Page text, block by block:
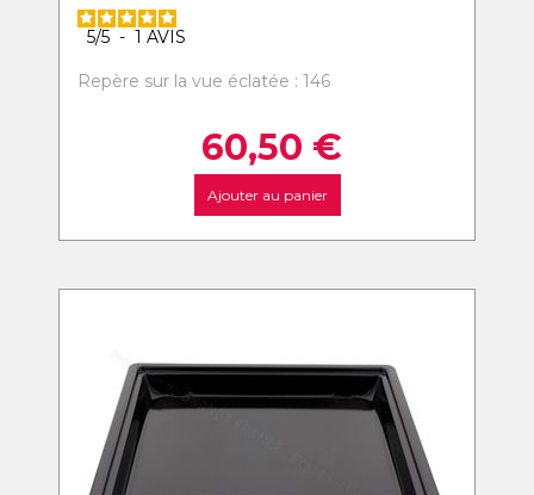
5/5 - 1 AVIS
Repère sur la vue éclatée : 146
60,50 €
Ajouter au panier